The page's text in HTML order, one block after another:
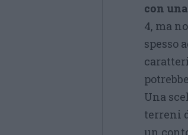
con
4, ma
spesso
Una
terreni
un